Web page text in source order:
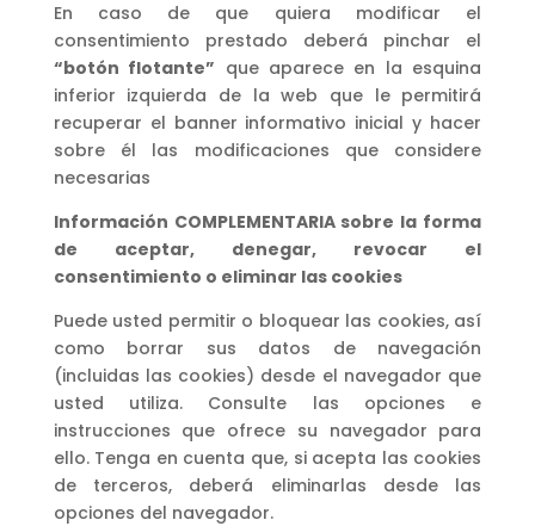
En caso de que quiera modificar el
consentimiento prestado deberá pinchar el
“botón flotante” que aparece en la esquina
inferior izquierda de la web que le permitirá
recuperar el banner informativo inicial y hacer
sobre él las modificaciones que considere
necesarias
Información COMPLEMENTARIA sobre la forma
de aceptar, denegar, revocar el
consentimiento o eliminar las cookies
Puede usted permitir o bloquear las cookies, así
como borrar sus datos de navegación
(incluidas las cookies) desde el navegador que
usted utiliza. Consulte las opciones e
instrucciones que ofrece su navegador para
ello. Tenga en cuenta que, si acepta las cookies
de terceros, deberá eliminarlas desde las
opciones del navegador.